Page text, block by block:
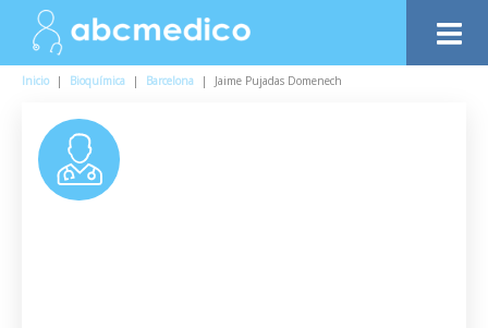
Inicio | Bioquímica | Barcelona | Jaime Pujadas Domenech